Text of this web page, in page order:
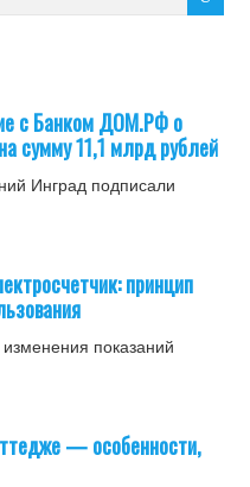
с Банком ДОМ.РФ о
сумму 11,1 млрд рублей
Инград подписали
принцип
показаний
— особенности,